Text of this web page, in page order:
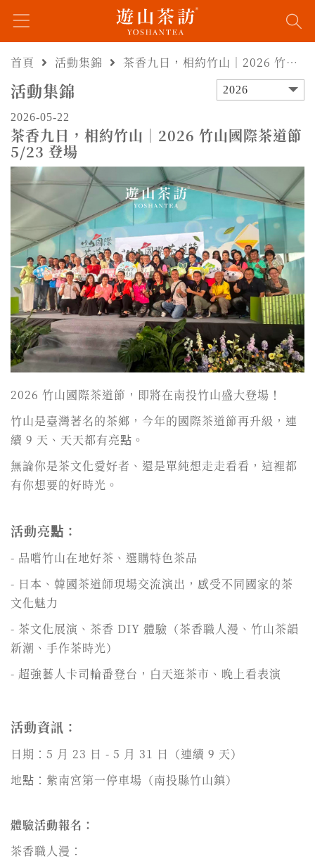
首頁 活動集錦 茶香九日，相約竹山｜2026 竹山國際茶道節 5/23 登場
活動集錦 2026
2026-05-22
茶香九日，相約竹山｜2026 竹山國際茶道節
5/23 登場
2026 竹山國際茶道節，即將在南投竹山盛大登場！
竹山是臺灣著名的茶鄉，今年的國際茶道節再升級，連
續 9 天、天天都有亮點。
無論你是茶文化愛好者、還是單純想走走看看，這裡都
有你想要的好時光。
活動亮點：
- 品嚐竹山在地好茶、選購特色茶品
- 日本、韓國茶道師現場交流演出，感受不同國家的茶
文化魅力
- 茶文化展演、茶香 DIY 體驗（茶香職人漫、竹山茶韻
新潮、手作茶時光）
- 超強藝人卡司輪番登台，白天逛茶市、晚上看表演
活動資訊：
日期：5 月 23 日 - 5 月 31 日（連續 9 天）
地點：紫南宮第一停車場（南投縣竹山鎮）
體驗活動報名：
茶香職人漫：